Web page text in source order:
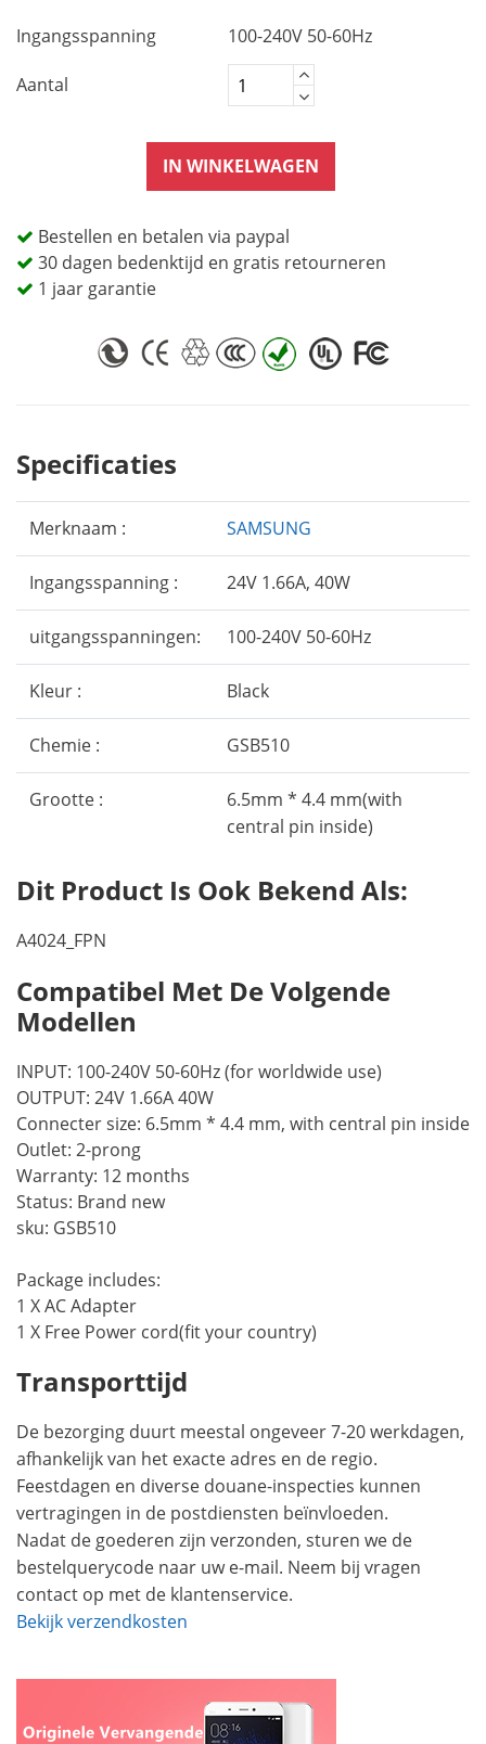
Ingangsspanning 100-240V 50-60Hz
Aantal
IN WINKELWAGEN
Bestellen en betalen via paypal
30 dagen bedenktijd en gratis retourneren
1 jaar garantie
Specificaties
Merknaam : SAMSUNG
Ingangsspanning : 24V 1.66A, 40W
uitgangsspanningen: 100-240V 50-60Hz
Kleur : Black
Chemie : GSB510
Grootte :
6.5mm * 4.4 mm(with
central pin inside)
Dit Product Is Ook Bekend Als:
A4024_FPN
Compatibel Met De Volgende
Modellen
INPUT: 100-240V 50-60Hz (for worldwide use)
OUTPUT: 24V 1.66A 40W
Connecter size: 6.5mm * 4.4 mm, with central pin inside
Outlet: 2-prong
Warranty: 12 months
Status: Brand new
sku: GSB510
Package includes:
1 X AC Adapter
1 X Free Power cord(fit your country)
Transporttijd
De bezorging duurt meestal ongeveer 7-20 werkdagen,
afhankelijk van het exacte adres en de regio.
Feestdagen en diverse douane-inspecties kunnen
vertragingen in de postdiensten beïnvloeden.
Nadat de goederen zijn verzonden, sturen we de
bestelquerycode naar uw e-mail. Neem bij vragen
contact op met de klantenservice.
Bekijk verzendkosten